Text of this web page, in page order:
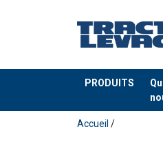
PRODUITS
Ajouté au panier
Accueil /